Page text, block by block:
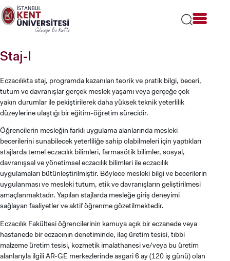
Lütfen
dikkat:
Bu
bir
sistemi
Staj-I
Eczacılıkta staj, programda kazanılan teorik ve pratik bilgi, beceri,
tutum ve davranışlar gerçek meslek yaşamı veya gerçeğe çok
yakın durumlar ile pekiştirilerek daha yüksek teknik yeterlilik
düzeylerine ulaştığı bir eğitim-öğretim sürecidir.
Öğrencilerin mesleğin farklı uygulama alanlarında mesleki
becerilerini sunabilecek yeterliliğe sahip olabilmeleri için yaptıkları
stajlarda temel eczacılık bilimleri, farmasötik bilimler, sosyal,
davranışsal ve yönetimsel eczacılık bilimleri ile eczacılık
uygulamaları bütünleştirilmiştir. Böylece mesleki bilgi ve becerilerin
uygulanması ve mesleki tutum, etik ve davranışların geliştirilmesi
amaçlanmaktadır. Yapılan stajlarda mesleğe giriş deneyimi
sağlayan faaliyetler ve aktif öğrenme gözetilmektedir.
Eczacılık Fakültesi öğrencilerinin kamuya açık bir eczanede veya
hastanede bir eczacının denetiminde, ilaç üretim tesisi, tıbbi
malzeme üretim tesisi, kozmetik imalathanesi ve/veya bu üretim
alanlarıyla ilgili AR-GE merkezlerinde asgari 6 ay (120 iş günü) olan